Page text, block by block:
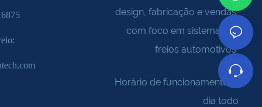
design, fabricação e vendas,
com foco em sistemas de
freios automotivos
Horário de funcionamento: o
dia todo